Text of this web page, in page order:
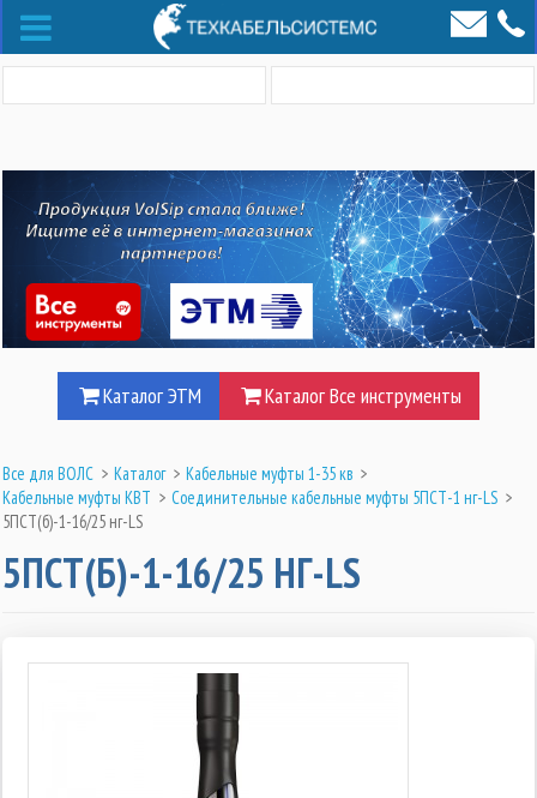
Каталог ЭТМ Каталог Все инструменты
Все для ВОЛС > Каталог > Кабельные муфты 1-35 кв >
Кабельные муфты КВТ > Соединительные кабельные муфты 5ПСТ-1 нг-LS >
5ПСТ(б)-1-16/25 нг-LS
5ПСТ(Б)-1-16/25 НГ-LS